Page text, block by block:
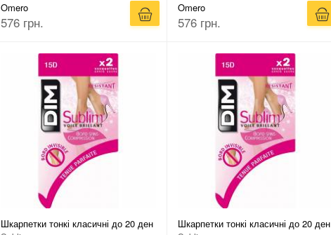
Omero
576 грн.
Omero
576 грн.
Шкарпетки тонкі класичні до 20 ден
Шкарпетки тонкі класичні до 20 ден